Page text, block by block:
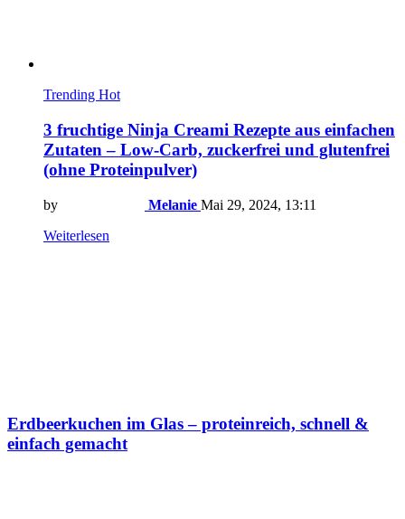
Trending Hot
3 fruchtige Ninja Creami Rezepte aus einfachen
Zutaten – Low-Carb, zuckerfrei und glutenfrei
(ohne Proteinpulver)
by Melanie Mai 29, 2024, 13:11
Weiterlesen
Erdbeerkuchen im Glas – proteinreich, schnell &
einfach gemacht